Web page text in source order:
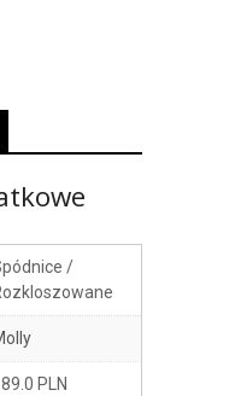
/
PLN